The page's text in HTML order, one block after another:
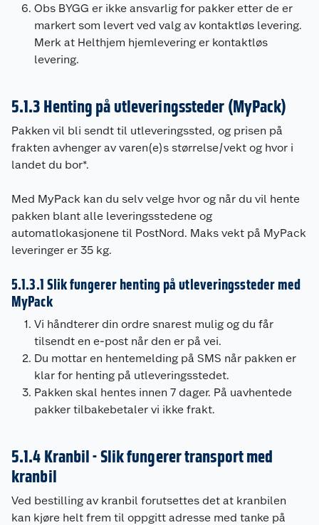
Obs BYGG er ikke ansvarlig for pakker etter de er
markert som levert ved valg av kontaktløs levering.
Merk at Helthjem hjemlevering er kontaktløs
levering.
5.1.3 Henting på utleveringssteder (MyPack)
Pakken vil bli sendt til utleveringssted, og prisen på
frakten avhenger av varen(e)s størrelse/vekt og hvor i
landet du bor*.
Med MyPack kan du selv velge hvor og når du vil hente
pakken blant alle leveringsstedene og
automatlokasjonene til PostNord. Maks vekt på MyPack
leveringer er 35 kg.
5.1.3.1 Slik fungerer henting på utleveringssteder med
MyPack
Vi håndterer din ordre snarest mulig og du får
tilsendt en e-post når den er på vei.
Du mottar en hentemelding på SMS når pakken er
klar for henting på utleveringsstedet.
Pakken skal hentes innen 7 dager. På uavhentede
pakker tilbakebetaler vi ikke frakt.
5.1.4 Kranbil - Slik fungerer transport med
kranbil
Ved bestilling av kranbil forutsettes det at kranbilen
kan kjøre helt frem til oppgitt adresse med tanke på